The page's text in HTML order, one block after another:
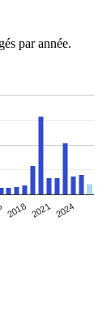
par année.
2018 2021 2024